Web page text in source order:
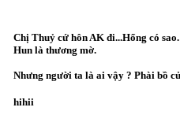
Chị Thuỷ cứ hôn AK đi...Hổng có sao.
Hun là thương mờ.
Nhưng người ta là ai vậy ? Phài bồ
hihii